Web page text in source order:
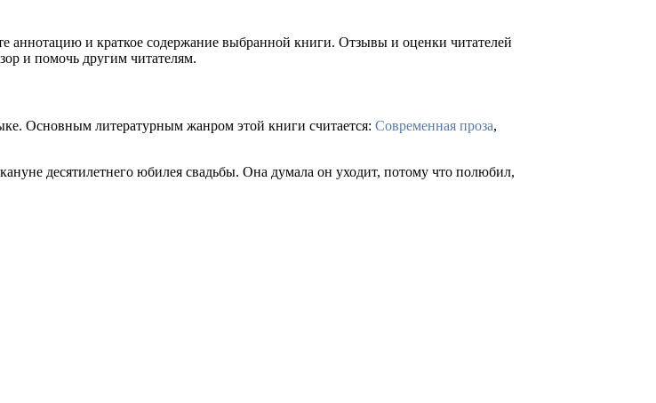
аннотацию и краткое содержание выбранной книги. Отзывы и оценки читателей
и помочь другим читателям.
Основным литературным жанром этой книги считается: Современная проза,
десятилетнего юбилея свадьбы. Она думала он уходит, потому что полюбил,